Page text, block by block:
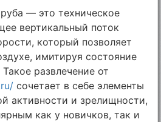
— это техническое
вертикальный поток
который позволяет
имитируя состояние
развлечение от
сочетает в себе элементы
активности и зрелищности,
как у новичков, так и